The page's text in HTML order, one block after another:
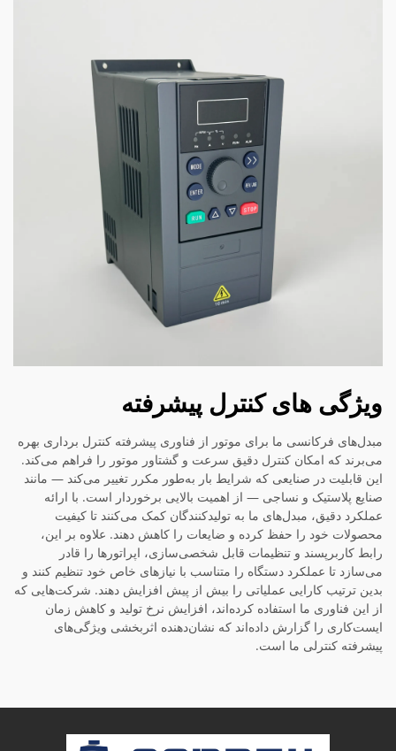
ویژگی های کنترل پیشرفته
مبدل‌های فرکانسی ما برای موتور از فناوری پیشرفته کنترل برداری بهره
می‌برند که امکان کنترل دقیق سرعت و گشتاور موتور را فراهم می‌کند.
این قابلیت در صنایعی که شرایط بار به‌طور مکرر تغییر می‌کند — مانند
صنایع پلاستیک و نساجی — از اهمیت بالایی برخوردار است. با ارائه
عملکرد دقیق، مبدل‌های ما به تولیدکنندگان کمک می‌کنند تا کیفیت
محصولات خود را حفظ کرده و ضایعات را کاهش دهند. علاوه بر این،
رابط کاربرپسند و تنظیمات قابل شخصی‌سازی، اپراتورها را قادر
می‌سازد تا عملکرد دستگاه را متناسب با نیازهای خاص خود تنظیم کنند و
بدین ترتیب کارایی عملیاتی را بیش از پیش افزایش دهند. شرکت‌هایی که
از این فناوری ما استفاده کرده‌اند، افزایش نرخ تولید و کاهش زمان
ایست‌کاری را گزارش داده‌اند که نشان‌دهنده اثربخشی ویژگی‌های
پیشرفته کنترلی ما است.